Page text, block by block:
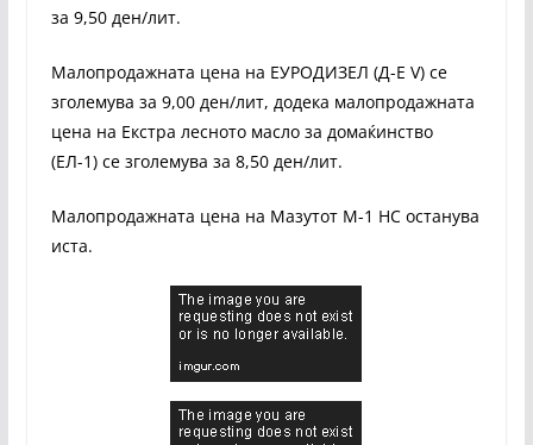
за 9,50 ден/лит.
Малопродажната цена на ЕУРОДИЗЕЛ (Д-Е V) се
зголемува за 9,00 ден/лит, додека малопродажната
цена на Екстра лесното масло за домаќинство
(ЕЛ-1) се зголемува за 8,50 ден/лит.
Малопродажната цена на Мазутот М-1 НС останува
иста.